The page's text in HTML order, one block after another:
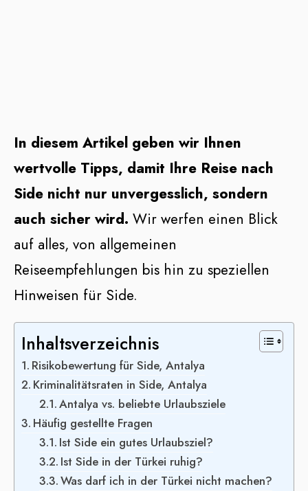
In diesem Artikel geben wir Ihnen
wertvolle Tipps, damit Ihre Reise nach
Side nicht nur unvergesslich, sondern
auch sicher wird. Wir werfen einen Blick
auf alles, von allgemeinen
Reiseempfehlungen bis hin zu speziellen
Hinweisen für Side.
Inhaltsverzeichnis
Risikobewertung für Side, Antalya
Kriminalitätsraten in Side, Antalya
Antalya vs. beliebte Urlaubsziele
Häufig gestellte Fragen
Ist Side ein gutes Urlaubsziel?
Ist Side in der Türkei ruhig?
Was darf ich in der Türkei nicht machen?